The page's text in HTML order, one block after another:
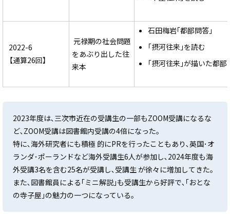
2022-6
【通算26回】
元禄期の社会問題
をあぶり出した往
来本
石田梅岩｢都鄙問答｣
｢摂河往来｣を読む
｢摂河往来｣が描いた都鄙
2023年度は､三次市近在の受講生の一部もZOOM受講になるな
ど､ZOOM受講は図書館内受講の4倍になった。
特に､海外研究者にも積極 的にPRを行ったこともあり､英国･オ
ランダ･ポーランドなど海外受講生6人が参加し､2024年度も海
外受講3名を含む25名が受講し､受講生 が徐々に増加してきた。
また､図書館員による｢ミニ解説｣も受講生から好評で､｢おとな
の寺子屋｣の魅力の一つになっている。